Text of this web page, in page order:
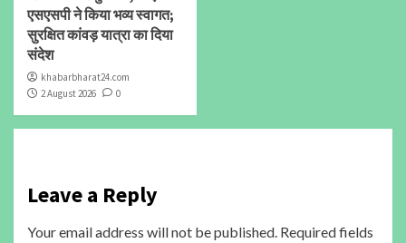
एसएसपी ने किया भव्य स्वागत;
सुरक्षित कांवड़ यात्रा का दिया
संदेश
khabarbharat24.com
2 August 2026
0
Leave a Reply
Your email address will not be published. Required fields